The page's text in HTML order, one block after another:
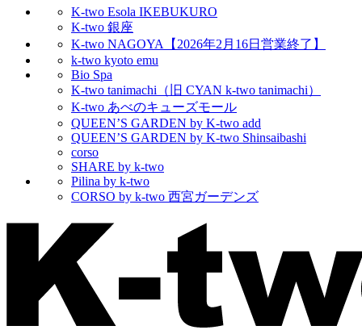
K-two Esola IKEBUKURO
K-two 銀座
K-two NAGOYA【2026年2月16日営業終了】
k-two kyoto emu
Bio Spa
K-two tanimachi（旧 CYAN k-two tanimachi）
K-two あべのキューズモール
QUEEN’S GARDEN by K-two add
QUEEN’S GARDEN by K-two Shinsaibashi
corso
SHARE by k-two
Pilina by k-two
CORSO by k-two 西宮ガーデンズ